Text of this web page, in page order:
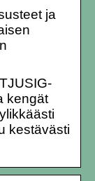
ja
kengät
kestävästi